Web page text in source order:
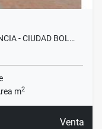
- CIUDAD BOL…
m2
Venta